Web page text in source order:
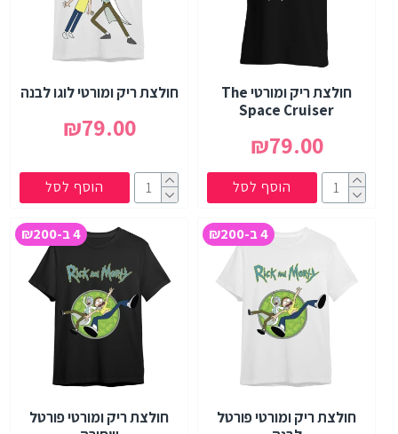
חולצת ריק ומורטי The
Space Cruiser
₪79.00
הוסף לסל
חולצת ריק ומורטי לוגו לבנה
₪79.00
הוסף לסל
4 ב-₪200
חולצת ריק ומורטי פורטל
4 ב-₪200
חולצת ריק ומורטי פורטל